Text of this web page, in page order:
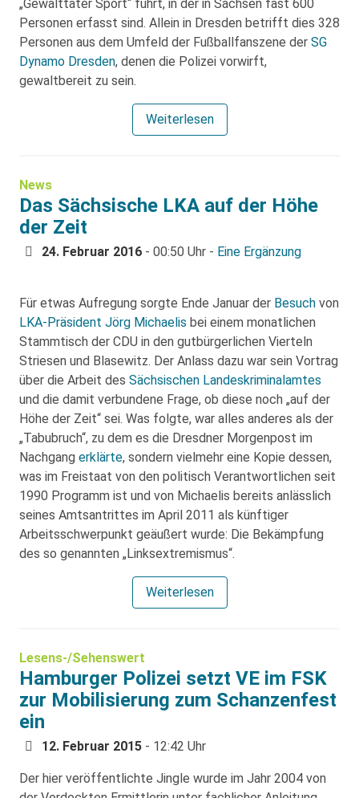
„Gewalttäter Sport“ führt, in der in Sachsen fast 600
Personen erfasst sind. Allein in Dresden betrifft dies 328
Personen aus dem Umfeld der Fußballfanszene der SG
Dynamo Dresden, denen die Polizei vorwirft,
gewaltbereit zu sein.
Weiterlesen
News
Das Sächsische LKA auf der Höhe
der Zeit
24. Februar 2016 - 00:50 Uhr - Eine Ergänzung
Für etwas Aufregung sorgte Ende Januar der Besuch von
LKA-Präsident Jörg Michaelis bei einem monatlichen
Stammtisch der CDU in den gutbürgerlichen Vierteln
Striesen und Blasewitz. Der Anlass dazu war sein Vortrag
über die Arbeit des Sächsischen Landeskriminalamtes
und die damit verbundene Frage, ob diese noch „auf der
Höhe der Zeit“ sei. Was folgte, war alles anderes als der
„Tabubruch“, zu dem es die Dresdner Morgenpost im
Nachgang erklärte, sondern vielmehr eine Kopie dessen,
was im Freistaat von den politisch Verantwortlichen seit
1990 Programm ist und von Michaelis bereits anlässlich
seines Amtsantrittes im April 2011 als künftiger
Arbeitsschwerpunkt geäußert wurde: Die Bekämpfung
des so genannten „Linksextremismus“.
Weiterlesen
Lesens-/Sehenswert
Hamburger Polizei setzt VE im FSK
zur Mobilisierung zum Schanzenfest
ein
12. Februar 2015 - 12:42 Uhr
Der hier veröffentlichte Jingle wurde im Jahr 2004 von